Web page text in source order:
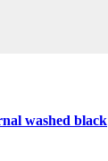
washed black